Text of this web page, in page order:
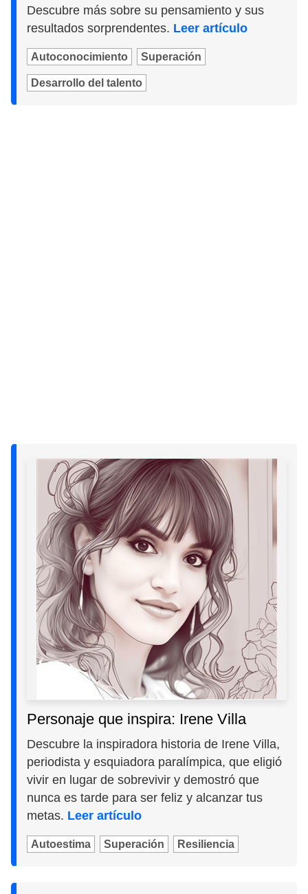
Descubre más sobre su pensamiento y sus
resultados sorprendentes. Leer artículo
Autoconocimiento Superación
Desarrollo del talento
Personaje que inspira: Irene Villa
Descubre la inspiradora historia de Irene Villa,
periodista y esquiadora paralímpica, que eligió
vivir en lugar de sobrevivir y demostró que
nunca es tarde para ser feliz y alcanzar tus
metas. Leer artículo
Autoestima Superación Resiliencia